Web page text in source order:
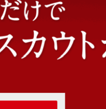
は変更する
も進める
い理由
場だから